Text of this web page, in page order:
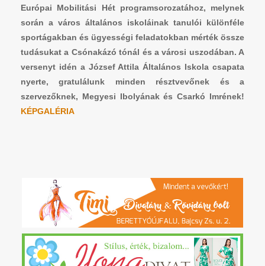
Európai Mobilitási Hét programsorozatához, melynek
során a város általános iskoláinak tanulói különféle
sportágakban és ügyességi feladatokban mérték össze
tudásukat a Csónakázó tónál és a városi uszodában. A
versenyt idén a József Attila Általános Iskola csapata
nyerte, gratulálunk minden résztvevőnek és a
szervezőknek, Megyesi Ibolyának és Csarkó Imrének!
KÉPGALÉRIA